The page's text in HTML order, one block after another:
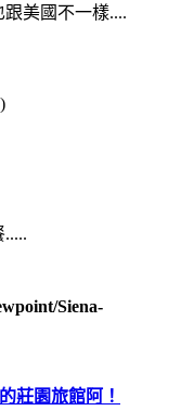
美國不一樣....
Siena-
莊園旅館阿！